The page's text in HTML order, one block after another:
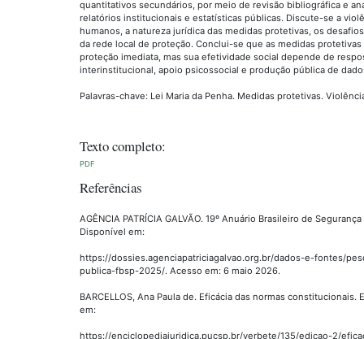
quantitativos secundários, por meio de revisão bibliográfica e
relatórios institucionais e estatísticas públicas. Discute-se a
humanos, a natureza jurídica das medidas protetivas, os
da rede local de proteção. Conclui-se que as medidas
proteção imediata, mas sua efetividade social depende de
interinstitucional, apoio psicossocial e produção pública de
Palavras-chave: Lei Maria da Penha. Medidas protetivas.
Texto completo:
PDF
Referências
AGÊNCIA PATRÍCIA GALVÃO. 19º Anuário Brasileiro de
Disponível em:
https://dossies.agenciapatriciagalvao.org.br/dados-e-fontes/
publica-fbsp-2025/. Acesso em: 6 maio 2026.
BARCELLOS, Ana Paula de. Eficácia das normas
em:
https://enciclopediajuridica.pucsp.br/verbete/135/edicao-2/